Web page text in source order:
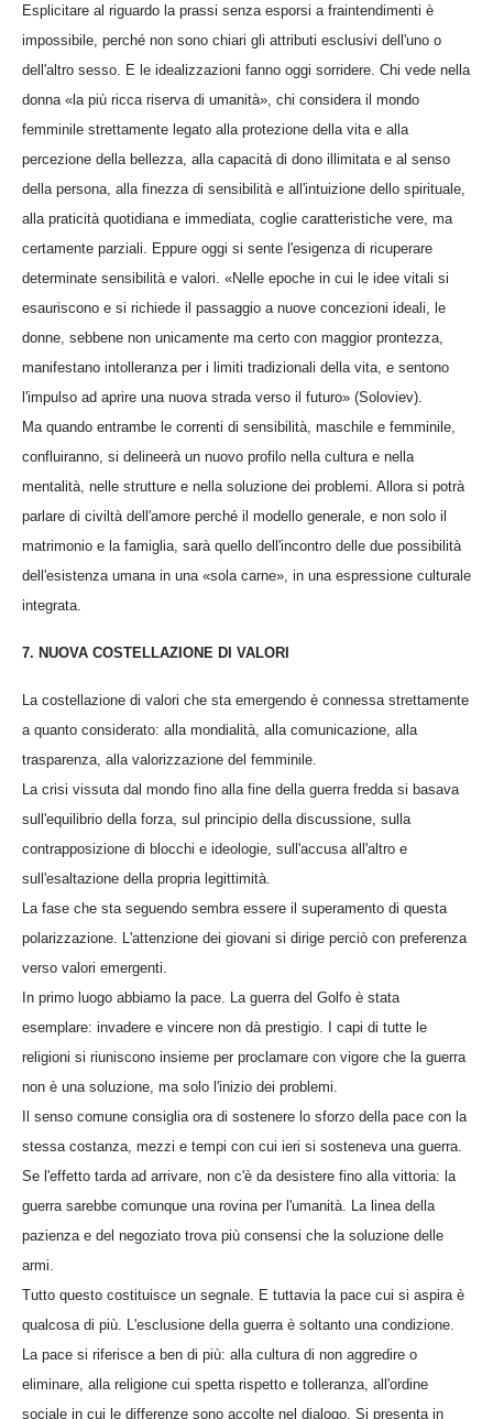
Esplicitare al riguardo la prassi senza esporsi a fraintendimenti è
impossibile, perché non sono chiari gli attributi esclusivi dell'uno o
dell'altro sesso. E le idealizzazioni fanno oggi sorridere. Chi vede nella
donna «la più ricca riserva di umanità», chi considera il mondo
femminile strettamente legato alla protezione della vita e alla
percezione della bellezza, alla capacità di dono illimitata e al senso
della persona, alla finezza di sensibilità e all'intuizione dello spirituale,
alla praticità quotidiana e immediata, coglie caratteristiche vere, ma
certamente parziali. Eppure oggi si sente l'esigenza di ricuperare
determinate sensibilità e valori. «Nelle epoche in cui le idee vitali si
esauriscono e si richiede il passaggio a nuove concezioni ideali, le
donne, sebbene non unicamente ma certo con maggior prontezza,
manifestano intolleranza per i limiti tradizionali della vita, e sentono
l'impulso ad aprire una nuova strada verso il futuro» (Soloviev).
Ma quando entrambe le correnti di sensibilità, maschile e femminile,
confluiranno, si delineerà un nuovo profilo nella cultura e nella
mentalità, nelle strutture e nella soluzione dei problemi. Allora si potrà
parlare di civiltà dell'amore perché il modello generale, e non solo il
matrimonio e la famiglia, sarà quello dell'incontro delle due possibilità
dell'esistenza umana in una «sola carne», in una espressione culturale
integrata.
7. NUOVA COSTELLAZIONE DI VALORI
La costellazione di valori che sta emergendo è connessa strettamente
a quanto considerato: alla mondialità, alla comunicazione, alla
trasparenza, alla valorizzazione del femminile.
La crisi vissuta dal mondo fino alla fine della guerra fredda si basava
sull'equilibrio della forza, sul principio della discussione, sulla
contrapposizione di blocchi e ideologie, sull'accusa all'altro e
sull'esaltazione della propria legittimità.
La fase che sta seguendo sembra essere il superamento di questa
polarizzazione. L'attenzione dei giovani si dirige perciò con preferenza
verso valori emergenti.
In primo luogo abbiamo la pace. La guerra del Golfo è stata
esemplare: invadere e vincere non dà prestigio. I capi di tutte le
religioni si riuniscono insieme per proclamare con vigore che la guerra
non è una soluzione, ma solo l'inizio dei problemi.
Il senso comune consiglia ora di sostenere lo sforzo della pace con la
stessa costanza, mezzi e tempi con cui ieri si sosteneva una guerra.
Se l'effetto tarda ad arrivare, non c'è da desistere fino alla vittoria: la
guerra sarebbe comunque una rovina per l'umanità. La linea della
pazienza e del negoziato trova più consensi che la soluzione delle
armi.
Tutto questo costituisce un segnale. E tuttavia la pace cui si aspira è
qualcosa di più. L'esclusione della guerra è soltanto una condizione.
La pace si riferisce a ben di più: alla cultura di non aggredire o
eliminare, alla religione cui spetta rispetto e tolleranza, all'ordine
sociale in cui le differenze sono accolte nel dialogo. Si presenta in